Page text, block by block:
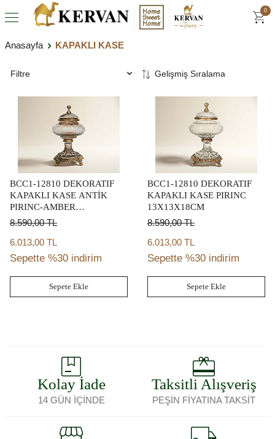
0
Anasayfa KAPAKLI KASE
Filtre
BCC1-12810 DEKORATIF
KAPAKLI KASE ANTİK
PIRINC-AMBER
13X13X18CM
8.590,00TL
6.013,00 TL
Sepette %30 indirim
Sepete Ekle
BCC1-12810 DEKORATIF
KAPAKLI KASE PIRINC
13X13X18CM
8.590,00TL
6.013,00 TL
Sepette %30 indirim
Sepete Ekle
Kolay İade
14 GÜN İÇİNDE
Taksitli Alışveriş
PEŞİN FİYATINA TAKSİT